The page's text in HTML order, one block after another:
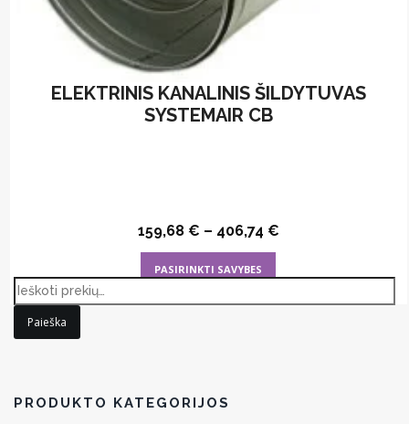
ELEKTRINIS KANALINIS ŠILDYTUVAS
SYSTEMAIR CB
159,68 € – 406,74 €
PASIRINKTI SAVYBES
has
Paieška
PRODUKTO KATEGORIJOS